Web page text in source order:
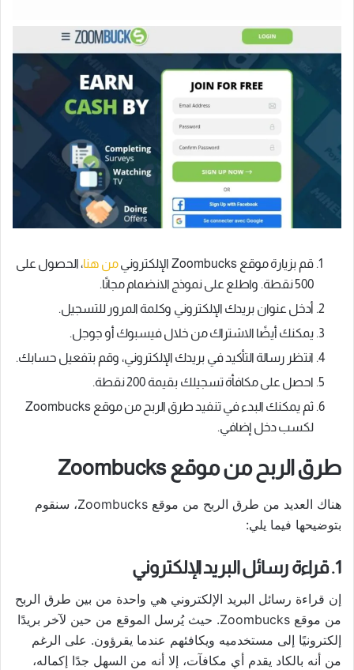
قم بزيارة موقع Zoombucks الإلكتروني من هنا، الحصول على
500 نقطة. واطلع على نموذج الانضمام مجانًا.
أدخل عنوان بريدك الإلكتروني وكلمة المرور للتسجيل.
يمكنك أيضًا الاشتراك من خلال فيسبوك أو جوجل.
انتظر رسالة التأكيد في بريدك الإلكتروني، وقم بتفعيل حسابك.
احصل على مكافأة تسجيلك بقيمة 200 نقطة.
ثم يمكنك البدء في تنفيد طرق الربح من موقع Zoombucks
لكسب دخل إضافي.
طرق الربح من موقع Zoombucks
هناك العديد من طرق الربح من موقع Zoombucks، سنقوم
بتوضيحها فيما يلي:
1. قراءة رسائل البريد الإلكتروني
إن قراءة رسائل البريد الإلكتروني هي واحدة من بين طرق الربح
من موقع Zoombucks. حيث يُرسل الموقع من حين لآخر بريدًا
إلكترونيًا إلى مستخدميه ويكافئهم عندما يقرؤون. على الرغم
من أنه بالكاد يقدم أي مكافآت، إلا أنه من السهل جدًا إكماله،